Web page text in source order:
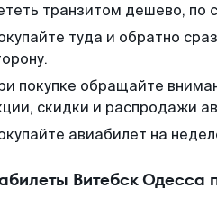
транзитом дешево, по
туда и обратно
покупке обращайте
скидки и распродажи
авиабилет на
Витебск